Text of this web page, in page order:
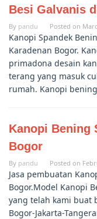
Besi Galvanis
By pandu Posted on
Kanopi Spandek
Karadenan Bogor.
primadona desain
terang yang masuk
rumah. Kanopi bening
Kanopi Bening
Bogor
By pandu Posted on
Jasa pembuatan
Bogor.Model Kanopi
yang telah kami buat
Bogor-Jakarta-